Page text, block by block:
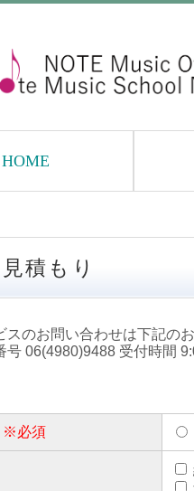
HOME
見積もり
スのお問い合わせは下記の
号 06(4980)9488 受付時間
※必須